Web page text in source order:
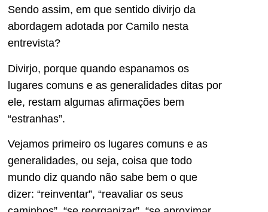
Sendo assim, em que sentido divirjo da
abordagem adotada por Camilo nesta
entrevista?
Divirjo, porque quando espanamos os
lugares comuns e as generalidades ditas por
ele, restam algumas afirmações bem
“estranhas”.
Vejamos primeiro os lugares comuns e as
generalidades, ou seja, coisa que todo
mundo diz quando não sabe bem o que
dizer: “reinventar”, “reavaliar os seus